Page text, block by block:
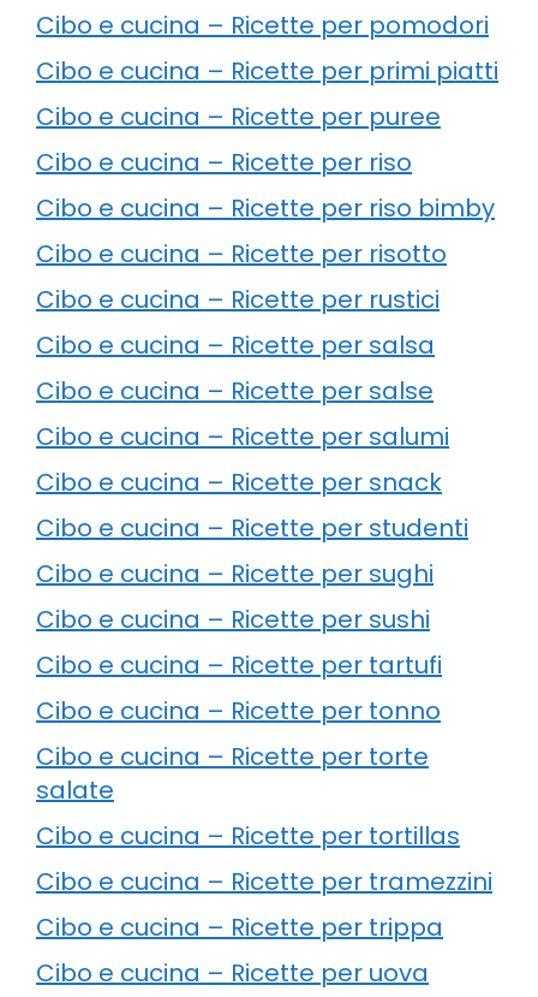
Cibo e cucina – Ricette per pomodori
Cibo e cucina – Ricette per primi piatti
Cibo e cucina – Ricette per puree
Cibo e cucina – Ricette per riso
Cibo e cucina – Ricette per riso bimby
Cibo e cucina – Ricette per risotto
Cibo e cucina – Ricette per rustici
Cibo e cucina – Ricette per salsa
Cibo e cucina – Ricette per salse
Cibo e cucina – Ricette per salumi
Cibo e cucina – Ricette per snack
Cibo e cucina – Ricette per studenti
Cibo e cucina – Ricette per sughi
Cibo e cucina – Ricette per sushi
Cibo e cucina – Ricette per tartufi
Cibo e cucina – Ricette per tonno
Cibo e cucina – Ricette per torte
salate
Cibo e cucina – Ricette per tortillas
Cibo e cucina – Ricette per tramezzini
Cibo e cucina – Ricette per trippa
Cibo e cucina – Ricette per uova